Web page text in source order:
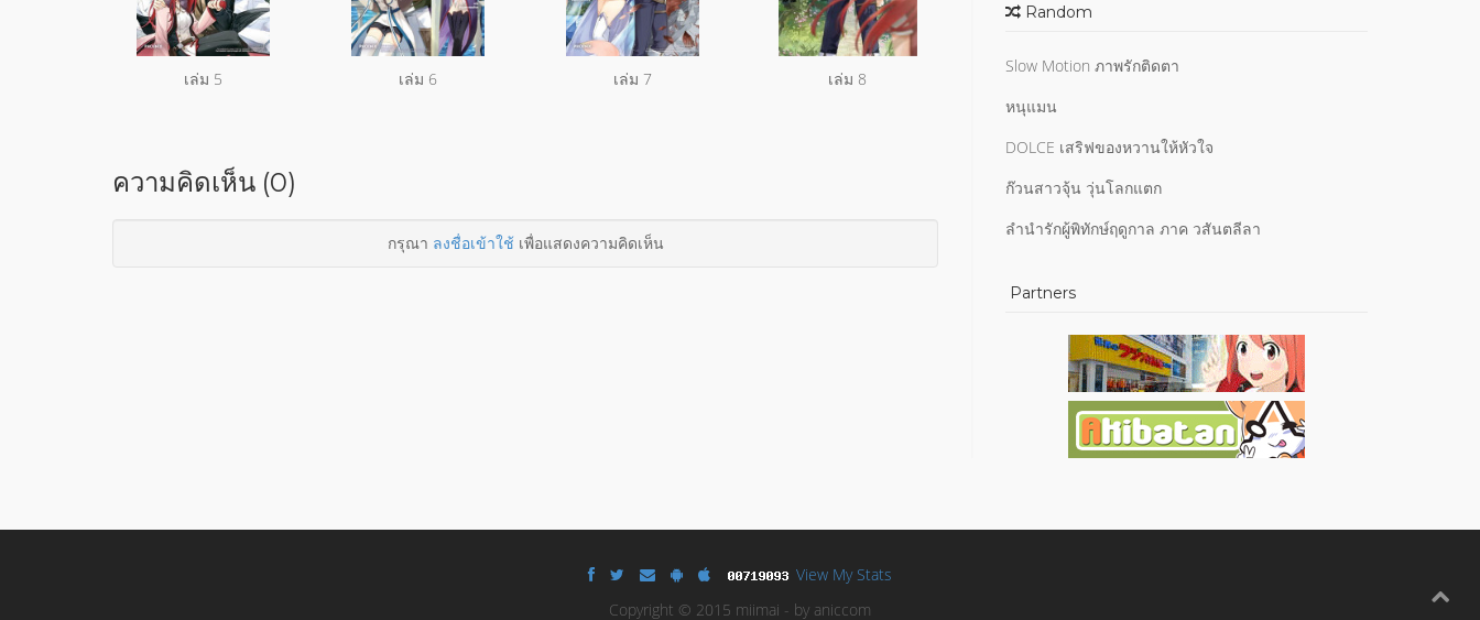
เล่ม 5 เล่ม 6 เล่ม 7 เล่ม 8
ความคิดเห็น (0)
กรุณา ลงชื่อเข้าใช้เพื่อแสดงความคิดเห็น
Random
Slow Motion ภาพรักติดตา
หนุแมน
DOLCE เสริฟของหวานให้หัวใจ
ก๊วนสาวจุ้น วุ่นโลกแตก
ลำนำรักผู้พิทักษ์ฤดูกาล ภาค วสันตลีลา
Partners
View My Stats
Copyright © 2015 miimai - by aniccom